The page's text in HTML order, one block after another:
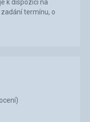
k dispozici na
termínu, o